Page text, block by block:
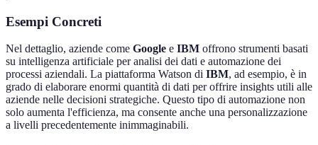
Esempi Concreti
Nel dettaglio, aziende come Google e IBM offrono strumenti basati
su intelligenza artificiale per analisi dei dati e automazione dei
processi aziendali. La piattaforma Watson di IBM, ad esempio, è in
grado di elaborare enormi quantità di dati per offrire insights utili alle
aziende nelle decisioni strategiche. Questo tipo di automazione non
solo aumenta l'efficienza, ma consente anche una personalizzazione
a livelli precedentemente inimmaginabili.